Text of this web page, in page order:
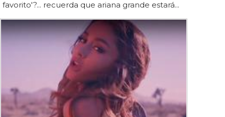
favorito'?... recuerda que ariana grande estará...